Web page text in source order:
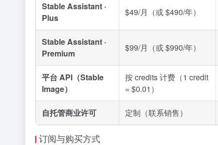
Stable Assistant ·
Plus
$49/月（或 $490/年）
Stable Assistant ·
Premium
$99/月（或 $990/年）
平台 API（Stable
Image）
按 credits 计费（1 credit
= $0.01）
自托管商业许可 定制（联系销售）
订阅与购买方式